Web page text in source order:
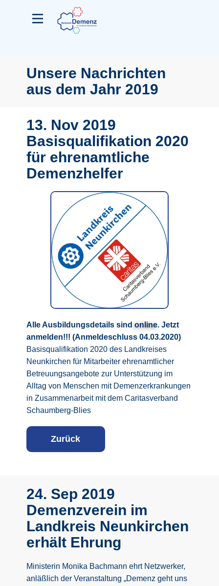
Unsere Nachrichten
aus dem Jahr 2019
13. Nov 2019
Basisqualifikation 2020
für ehrenamtliche
Demenzhelfer
Alle Ausbildungsdetails sind online. Jetzt
anmelden!!! (Anmeldeschluss 04.03.2020)
Basisqualifikation 2020 des Landkreises
Neunkirchen für Mitarbeiter ehrenamtlicher
Betreuungsangebote zur Unterstützung im
Alltag von Menschen mit Demenzerkrankungen
in Zusammenarbeit mit dem Caritasverband
Schaumberg-Blies
Zurück
24. Sep 2019
Demenzverein im
Landkreis Neunkirchen
erhält Ehrung
Ministerin Monika Bachmann ehrt Netzwerker,
anläßlich der Veranstaltung „Demenz geht uns